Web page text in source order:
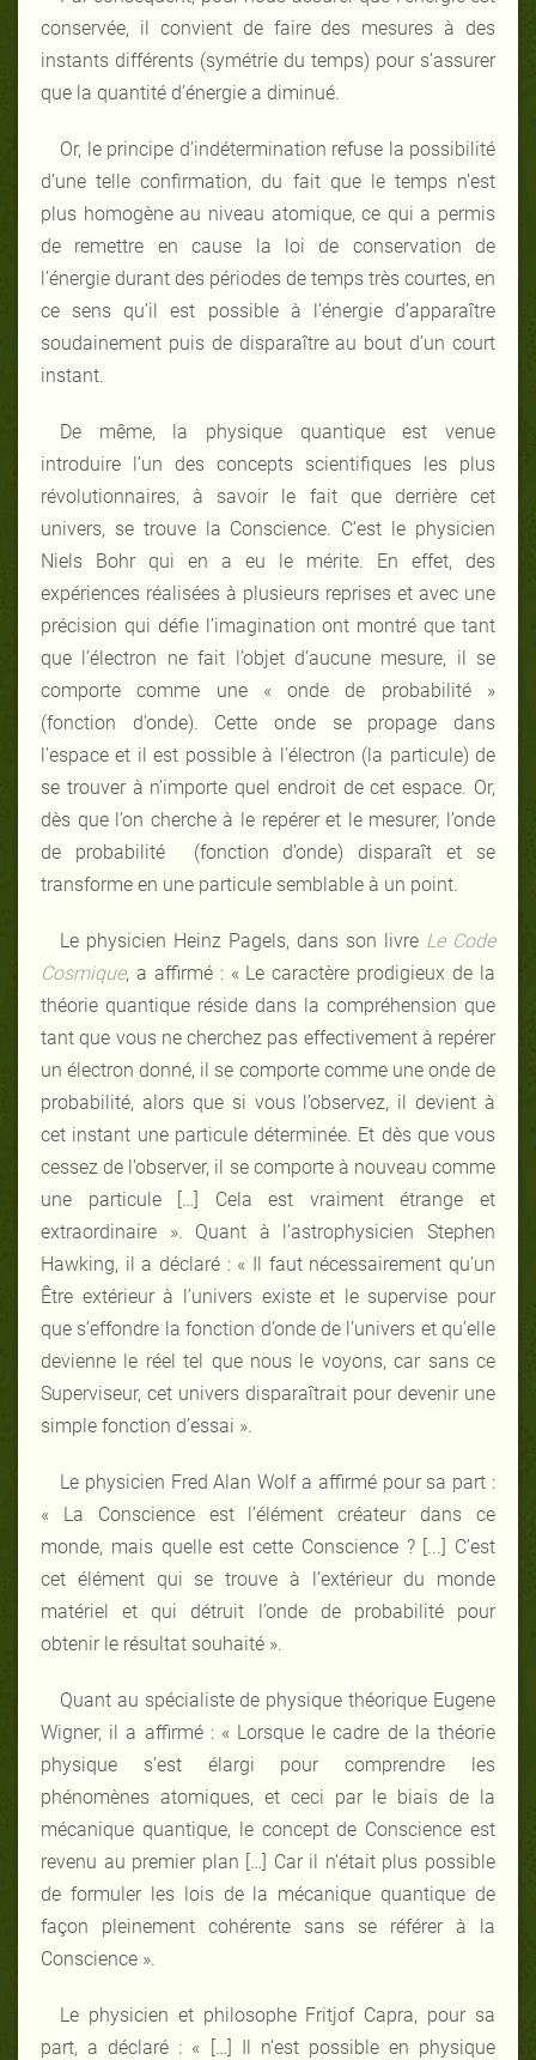
conservée, il convient de faire des mesures à des
instants différents (symétrie du temps) pour s’assurer
que la quantité d’énergie a diminué.
Or, le principe d’indétermination refuse la possibilité
d’une telle confirmation, du fait que le temps n’est
plus homogène au niveau atomique, ce qui a permis
de remettre en cause la loi de conservation de
l’énergie durant des périodes de temps très courtes, en
ce sens qu’il est possible à l’énergie d’apparaître
soudainement puis de disparaître au bout d’un court
instant.
De même, la physique quantique est venue
introduire l’un des concepts scientifiques les plus
révolutionnaires, à savoir le fait que derrière cet
univers, se trouve la Conscience. C’est le physicien
Niels Bohr qui en a eu le mérite. En effet, des
expériences réalisées à plusieurs reprises et avec une
précision qui défie l’imagination ont montré que tant
que l’électron ne fait l’objet d’aucune mesure, il se
comporte comme une « onde de probabilité »
(fonction d’onde). Cette onde se propage dans
l’espace et il est possible à l’électron (la particule) de
se trouver à n’importe quel endroit de cet espace. Or,
dès que l’on cherche à le repérer et le mesurer, l’onde
de probabilité (fonction d’onde) disparaît et se
transforme en une particule semblable à un point.
Le physicien Heinz Pagels, dans son livre Le Code
Cosmique, a affirmé : « Le caractère prodigieux de la
théorie quantique réside dans la compréhension que
tant que vous ne cherchez pas effectivement à repérer
un électron donné, il se comporte comme une onde de
probabilité, alors que si vous l’observez, il devient à
cet instant une particule déterminée. Et dès que vous
cessez de l’observer, il se comporte à nouveau comme
une particule […] Cela est vraiment étrange et
extraordinaire ». Quant à l’astrophysicien Stephen
Hawking, il a déclaré : « Il faut nécessairement qu’un
Être extérieur à l’univers existe et le supervise pour
que s’effondre la fonction d’onde de l’univers et qu’elle
devienne le réel tel que nous le voyons, car sans ce
Superviseur, cet univers disparaîtrait pour devenir une
simple fonction d’essai ».
Le physicien Fred Alan Wolf a affirmé pour sa part :
« La Conscience est l’élément créateur dans ce
monde, mais quelle est cette Conscience ? [...] C’est
cet élément qui se trouve à l’extérieur du monde
matériel et qui détruit l’onde de probabilité pour
obtenir le résultat souhaité ».
Quant au spécialiste de physique théorique Eugene
Wigner, il a affirmé : « Lorsque le cadre de la théorie
physique s’est élargi pour comprendre les
phénomènes atomiques, et ceci par le biais de la
mécanique quantique, le concept de Conscience est
revenu au premier plan […] Car il n’était plus possible
de formuler les lois de la mécanique quantique de
façon pleinement cohérente sans se référer à la
Conscience ».
Le physicien et philosophe Fritjof Capra, pour sa
part, a déclaré : « […] Il n’est possible en physique